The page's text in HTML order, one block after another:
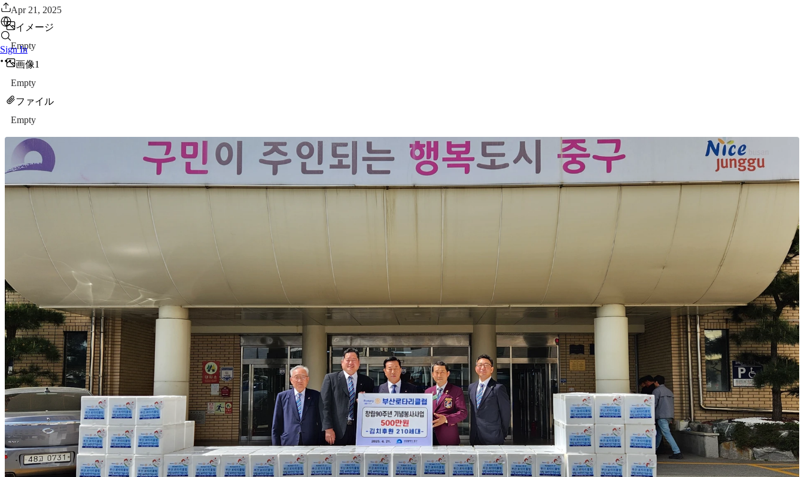
Sign In
Apr 21, 2025
イメージ
Empty
画像1
Empty
ファイル
Empty